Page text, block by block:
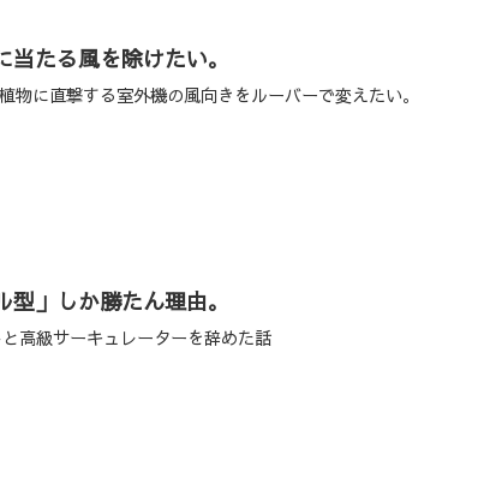
たる風を除けたい。
に直撃する室外機の風向きをルーバーで変えたい。
」しか勝たん理由。
高級サーキュレーターを辞めた話